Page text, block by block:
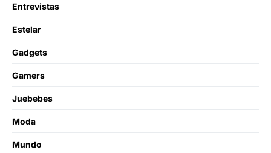
Entrevistas
Estelar
Gadgets
Gamers
Juebebes
Moda
Mundo